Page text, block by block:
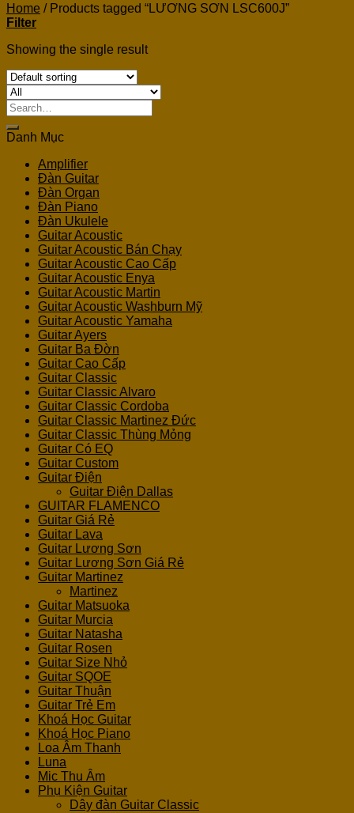
Home /Products tagged “LƯƠNG SƠN LSC600J”
Filter
Showing the single result
Search
for:
Danh Mục
Amplifier
Đàn Guitar
Đàn Organ
Đàn Piano
Đàn Ukulele
Guitar Acoustic
Guitar Acoustic Bán Chạy
Guitar Acoustic Cao Cấp
Guitar Acoustic Enya
Guitar Acoustic Martin
Guitar Acoustic Washburn Mỹ
Guitar Acoustic Yamaha
Guitar Ayers
Guitar Ba Đờn
Guitar Cao Cấp
Guitar Classic
Guitar Classic Alvaro
Guitar Classic Cordoba
Guitar Classic Martinez Đức
Guitar Classic Thùng Mỏng
Guitar Có EQ
Guitar Custom
Guitar Điện
Guitar Điện Dallas
GUITAR FLAMENCO
Guitar Giá Rẻ
Guitar Lava
Guitar Lương Sơn
Guitar Lương Sơn Giá Rẻ
Guitar Martinez
Martinez
Guitar Matsuoka
Guitar Murcia
Guitar Natasha
Guitar Rosen
Guitar Size Nhỏ
Guitar SQOE
Guitar Thuận
Guitar Trẻ Em
Khoá Học Guitar
Khoá Học Piano
Loa Âm Thanh
Luna
Mic Thu Âm
Phụ Kiện Guitar
Dây đàn Guitar Classic